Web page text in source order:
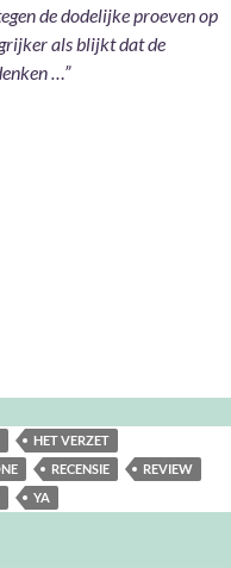
de dodelijke proeven op
als blijkt dat de
…”
HET VERZET
RECENSIE
REVIEW
YA